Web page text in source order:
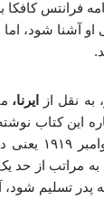
فرانتس
آشنا شود، اما
، به نقل از ایرنا،
این کتاب
به پدر» که
مراتب از حد
پدر تسلیم